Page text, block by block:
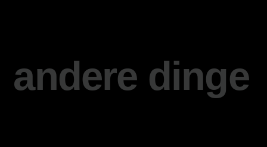
andere dinge